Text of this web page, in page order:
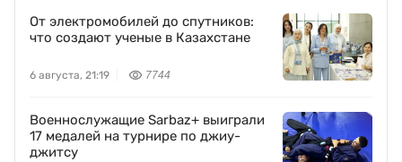
От электромобилей до спутников:
что создают ученые в Казахстане
6 августа, 21:19 7744
Военнослужащие Sarbaz+ выиграли
17 медалей на турнире по джиу-
джитсу